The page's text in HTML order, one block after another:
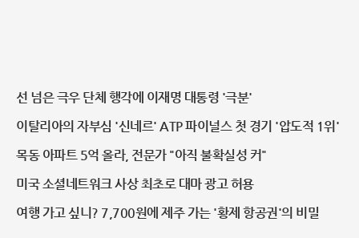
선 넘은 극우 단체 행각에 이재명 대통령 '극분'
이탈리아의 자부심 '신네르' ATP 파이널스 첫 경기 '압도적 1위'
목동 아파트 5억 올라, 전문가 "아직 불확실성 커"
미국 소셜네트워크 사상 최초로 대마 광고 허용
여행 가고 싶니? 7,700원에 제주 가는 '황제 항공권'의 비밀